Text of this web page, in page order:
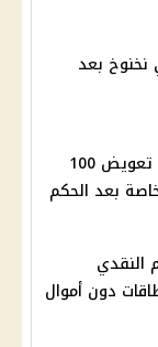
نخنوخ بعد
قضية الطفل ياسين.. دعوى تعويض 100
بعد الحكم
النقدي
دون أموال